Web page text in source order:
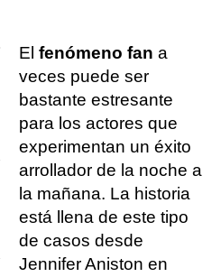
El fenómeno fan a
veces puede ser
bastante estresante
para los actores que
experimentan un éxito
arrollador de la noche a
la mañana. La historia
está llena de este tipo
de casos desde
Jennifer Aniston en